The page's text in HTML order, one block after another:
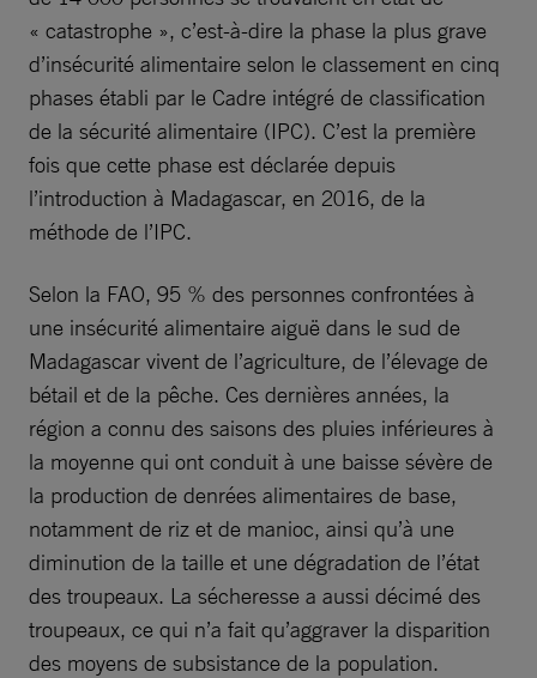
« catastrophe », c’est-à-dire la phase la plus grave
d’insécurité alimentaire selon le classement en cinq
phases établi par le Cadre intégré de classification
de la sécurité alimentaire (IPC). C’est la première
fois que cette phase est déclarée depuis
l’introduction à Madagascar, en 2016, de la
méthode de l’IPC.
Selon la FAO, 95 % des personnes confrontées à
une insécurité alimentaire aiguë dans le sud de
Madagascar vivent de l’agriculture, de l’élevage de
bétail et de la pêche. Ces dernières années, la
région a connu des saisons des pluies inférieures à
la moyenne qui ont conduit à une baisse sévère de
la production de denrées alimentaires de base,
notamment de riz et de manioc, ainsi qu’à une
diminution de la taille et une dégradation de l’état
des troupeaux. La sécheresse a aussi décimé des
troupeaux, ce qui n’a fait qu’aggraver la disparition
des moyens de subsistance de la population.